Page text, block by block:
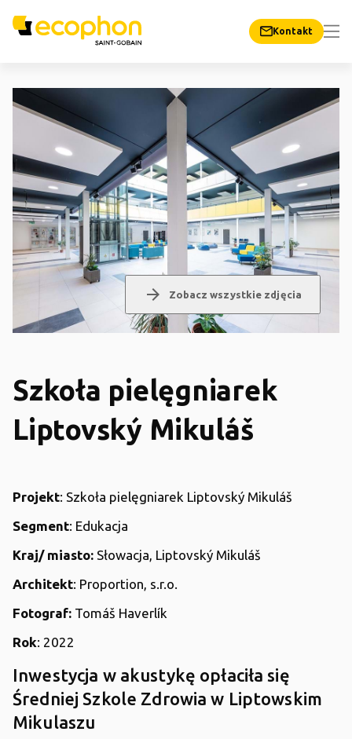
Kontakt
arrow_forward Zobacz wszystkie zdjęcia
Szkoła pielęgniarek
Liptovský Mikuláš
Projekt: Szkoła pielęgniarek Liptovský Mikuláš
Segment: Edukacja
Kraj/ miasto: Słowacja, Liptovský Mikuláš
Architekt: Proportion, s.r.o.
Fotograf: Tomáš Haverlík
Rok: 2022
Inwestycja w akustykę opłaciła się
Średniej Szkole Zdrowia w Liptowskim
Mikulaszu